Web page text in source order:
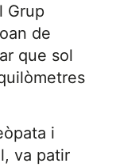
Grup
de
que sol
i
va patir